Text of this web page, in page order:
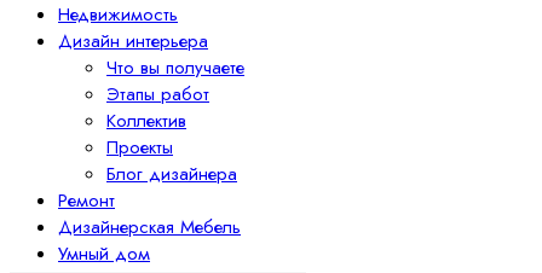
Недвижимость
Дизайн интерьера
Что вы получаете
Этапы работ
Коллектив
Проекты
Блог дизайнера
Ремонт
Дизайнерская Мебель
Умный дом